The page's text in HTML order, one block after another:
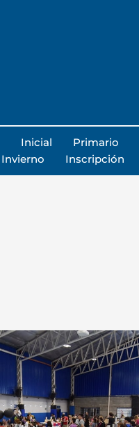
Inicial Primario
Inscripción